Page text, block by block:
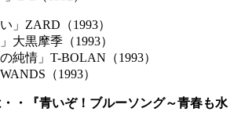
」ZARD（1993）
大黒摩季（1993）
純情」T-BOLAN（1993）
（1993）
・『青いぞ！ブルーソング～青春も水